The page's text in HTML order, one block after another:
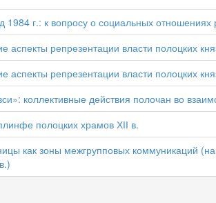
1984 г.: к вопросу о социальных отношениях
аспекты репрезентации власти полоцких
аспекты репрезентации власти полоцких
коллективные действия полочан во
полоцких храмов ХІІ в.
как зоны межгрупповых коммуникаций